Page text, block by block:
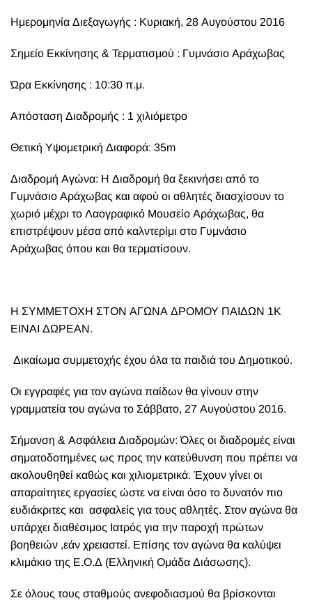
Ημερομηνία Διεξαγωγής : Κυριακή, 28 Αυγούστου 2016
Σημείο Εκκίνησης & Τερματισμού : Γυμνάσιο Αράχωβας
Ώρα Εκκίνησης : 10:30 π.μ.
Απόσταση Διαδρομής : 1 χιλιόμετρο
Θετική Υψομετρική Διαφορά: 35m
Διαδρομή Αγώνα: Η Διαδρομή θα ξεκινήσει από το
Γυμνάσιο Αράχωβας και αφού οι αθλητές διασχίσουν το
χωριό μέχρι το Λαογραφικό Μουσείο Αράχωβας, θα
επιστρέψουν μέσα από καλντερίμι στο Γυμνάσιο
Αράχωβας όπου και θα τερματίσουν.
Η ΣΥΜΜΕΤΟΧΗ ΣΤΟΝ ΑΓΩΝΑ ΔΡΟΜΟΥ ΠΑΙΔΩΝ 1Κ
ΕΙΝΑΙ ΔΩΡΕΑΝ.
Δικαίωμα συμμετοχής έχου όλα τα παιδιά του Δημοτικού.
Οι εγγραφές για τον αγώνα παίδων θα γίνουν στην
γραμματεία του αγώνα το Σάββατο, 27 Αυγούστου 2016.
Σήμανση & Ασφάλεια Διαδρομών: Όλες οι διαδρομές είναι
σηματοδοτημένες ως προς την κατεύθυνση που πρέπει να
ακολουθηθεί καθώς και χιλιομετρικά. Έχουν γίνει οι
απαραίτητες εργασίες ώστε να είναι όσο το δυνατόν πιο
ευδιάκριτες και ασφαλείς για τους αθλητές. Στον αγώνα θα
υπάρχει διαθέσιμος Ιατρός για την παροχή πρώτων
βοηθειών ,εάν χρειαστεί. Επίσης τον αγώνα θα καλύψει
κλιμάκιο της Ε.Ο.Δ (Ελληνική Ομάδα Διάσωσης).
Σε όλους τους σταθμούς ανεφοδιασμού θα βρίσκονται